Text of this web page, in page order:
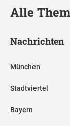
Alle
Nachrichten
München
Stadtviertel
Bayern